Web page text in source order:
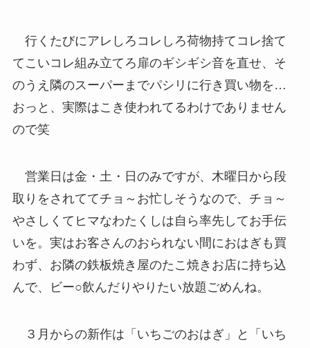
行くたびにアレしろコレしろ荷物持てコレ捨て
てこいコレ組み立てろ扉のギシギシ音を直せ、そ
のうえ隣のスーパーまでパシリに行き買い物を…
おっと、実際はこき使われてるわけでありません
ので笑
営業日は金・土・日のみですが、木曜日から段
取りをされててチョ～お忙しそうなので、チョ～
やさしくてヒマなわたくしは自ら率先してお手伝
いを。実はお客さんのおられない間におはぎも買
わず、お隣の鉄板焼き屋のたこ焼きお店に持ち込
んで、ビー○飲んだりやりたい放題ごめんね。
３月からの新作は「いちごのおはぎ」と「いち